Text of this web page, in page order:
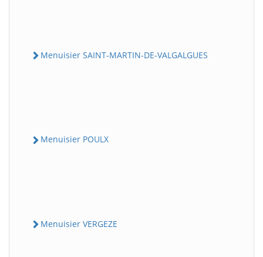
Menuisier SAINT-MARTIN-DE-VALGALGUES
Menuisier POULX
Menuisier VERGEZE